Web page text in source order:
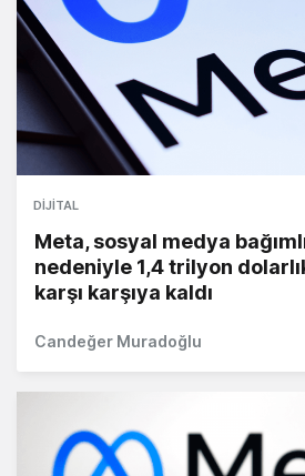
DIJITAL
Meta, sosyal medya
nedeniyle 1,4 trilyon
karşı karşıya kaldı
Candeğer Muradoğlu